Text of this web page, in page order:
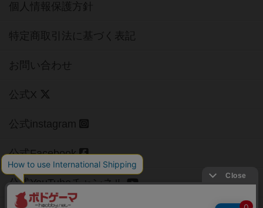
個人情報保護方針
特定商取引法に基づく表記
お問い合わせ
公式X
公式instagram
公式Facebook
公式YouTubeチャンネル